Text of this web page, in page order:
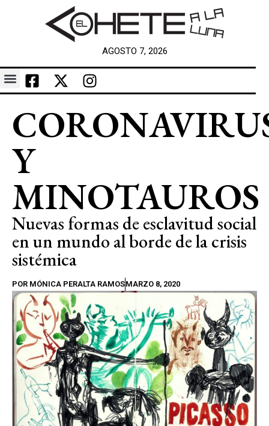
AGOSTO 7, 2026
Y
MINOTAUROS
Nuevas formas de esclavitud social
en un mundo al borde de la crisis
sistémica
POR MÓNICA PERALTA RAMOSMARZO 8, 2020